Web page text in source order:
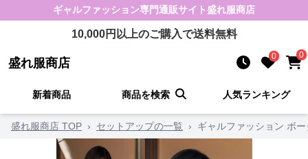
ギャルファッション専門通販サイト盛れ服商店
10,000円以上のご購入で送料無料
盛れ服商店 0 0
新着商品 商品を検索 人気ランキング
盛れ服商店 TOP › セットアップの一覧 › ギャルファッション ボ